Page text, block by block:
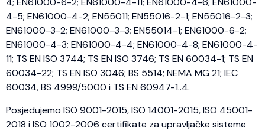
4-5; EN61000-4-2; EN55011; EN55016-2-1; EN55016-2-3;
EN61000-3-2; EN61000-3-3; EN55014-1; EN61000-6-2;
EN61000-4-3; EN61000-4-4; EN61000-4-8; EN61000-4-
11; TS EN ISO 3744; TS EN ISO 3746; TS EN 60034-1; TS EN
60034-22; TS EN ISO 3046; BS 5514; NEMA MG 21; IEC
60034, BS 4999/5000 i TS EN 60947-1..4.
Posjedujemo ISO 9001-2015, ISO 14001-2015, ISO 45001-
2018 i ISO 1002-2006 certifikate za upravljačke sisteme